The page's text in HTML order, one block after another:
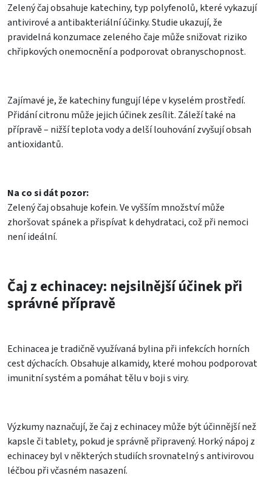
Zelený čaj obsahuje katechiny, typ polyfenolů, které vykazují
antivirové a antibakteriální účinky. Studie ukazují, že
pravidelná konzumace zeleného čaje může snižovat riziko
chřipkových onemocnění a podporovat obranyschopnost.
Zajímavé je, že katechiny fungují lépe v kyselém prostředí.
Přidání citronu může jejich účinek zesílit. Záleží také na
přípravě – nižší teplota vody a delší louhování zvyšují obsah
antioxidantů.
Na co si dát pozor:
Zelený čaj obsahuje kofein. Ve vyšším množství může
zhoršovat spánek a přispívat k dehydrataci, což při nemoci
není ideální.
Čaj z echinacey: nejsilnější účinek při
správné přípravě
Echinacea je tradičně využívaná bylina při infekcích horních
cest dýchacích. Obsahuje alkamidy, které mohou podporovat
imunitní systém a pomáhat tělu v boji s viry.
Výzkumy naznačují, že čaj z echinacey může být účinnější než
kapsle či tablety, pokud je správně připravený. Horký nápoj z
echinacey byl v některých studiích srovnatelný s antivirovou
léčbou při včasném nasazení.